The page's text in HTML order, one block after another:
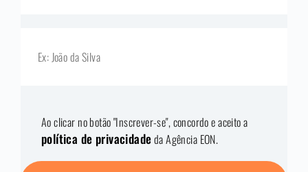
Ao clicar no botão "Inscrever-se", concordo e aceito a
política de privacidadeda Agência EON.